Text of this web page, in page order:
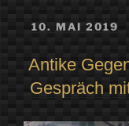
und
Trickster“
VERÖFFENTLICHT
10. MAI 2019
Antike
Gespräch